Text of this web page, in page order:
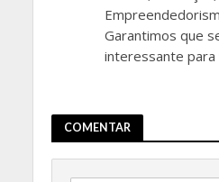
Garantimos que
interessante para
COMENTAR